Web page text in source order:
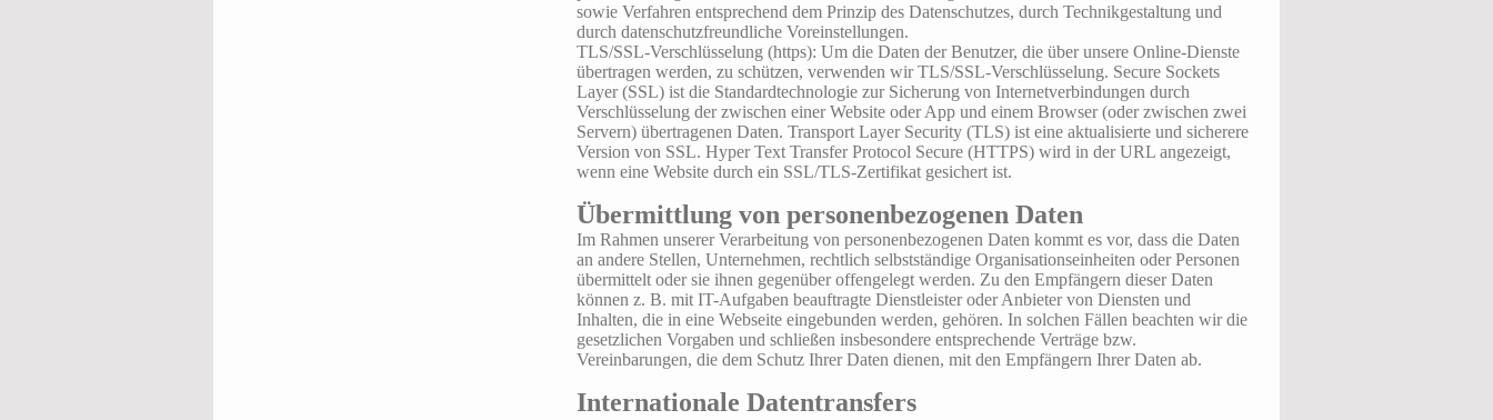
sowie Verfahren entsprechend dem Prinzip des Datenschutzes, durch Technikgestaltung und
durch datenschutzfreundliche Voreinstellungen.
TLS/SSL-Verschlüsselung (https): Um die Daten der Benutzer, die über unsere Online-Dienste
übertragen werden, zu schützen, verwenden wir TLS/SSL-Verschlüsselung. Secure Sockets
Layer (SSL) ist die Standardtechnologie zur Sicherung von Internetverbindungen durch
Verschlüsselung der zwischen einer Website oder App und einem Browser (oder zwischen zwei
Servern) übertragenen Daten. Transport Layer Security (TLS) ist eine aktualisierte und sicherere
Version von SSL. Hyper Text Transfer Protocol Secure (HTTPS) wird in der URL angezeigt,
wenn eine Website durch ein SSL/TLS-Zertifikat gesichert ist.
Übermittlung von personenbezogenen Daten
Im Rahmen unserer Verarbeitung von personenbezogenen Daten kommt es vor, dass die Daten
an andere Stellen, Unternehmen, rechtlich selbstständige Organisationseinheiten oder Personen
übermittelt oder sie ihnen gegenüber offengelegt werden. Zu den Empfängern dieser Daten
können z. B. mit IT-Aufgaben beauftragte Dienstleister oder Anbieter von Diensten und
Inhalten, die in eine Webseite eingebunden werden, gehören. In solchen Fällen beachten wir die
gesetzlichen Vorgaben und schließen insbesondere entsprechende Verträge bzw.
Vereinbarungen, die dem Schutz Ihrer Daten dienen, mit den Empfängern Ihrer Daten ab.
Internationale Datentransfers